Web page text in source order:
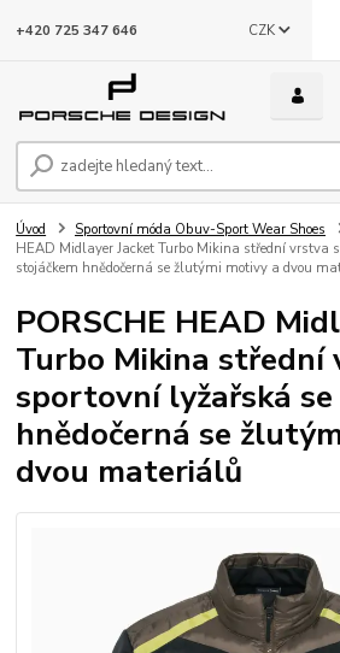
CZK
+420 725 347 646
Úvod Sportovní móda Obuv-Sport Wear Shoes
HEAD Midlayer Jacket Turbo Mikina střední vrstva
stojáčkem hnědočerná se žlutými motivy a dvou
PORSCHE HEAD
Turbo Mikina střední
sportovní lyžařská
hnědočerná se
dvou materiálů